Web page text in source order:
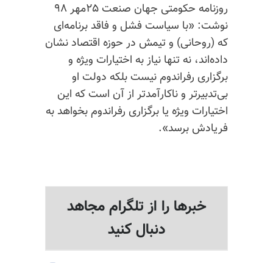
روزنامه حکومتی جهان صنعت ۲۵مهر ۹۸
نوشت: «با سیاست فشل و فاقد برنامه‌ای
که (روحانی) و تیمش در حوزه اقتصاد نشان
داده‌اند، نه تنها نیاز به اختیارات ویژه و
برگزاری رفراندوم نیست‌ بلکه دولت او
بی‌تدبیر‌تر و ناکار‌آمد‌تر از آن است که این
اختیارات ویژه یا برگزاری رفراندوم بخواهد به
فریادش برسد».
خبرها را از تلگرام مجاهد
دنبال کنید